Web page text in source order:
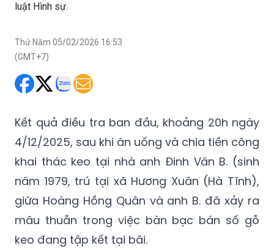
luật Hình sự.
Thứ Năm 05/02/2026 16:53
(GMT+7)
Kết quả điều tra ban đầu, khoảng 20h ngày
4/12/2025, sau khi ăn uống và chia tiền công
khai thác keo tại nhà anh Đinh Văn B. (sinh
năm 1979, trú tại xã Hương Xuân (Hà Tĩnh),
giữa Hoàng Hồng Quân và anh B. đã xảy ra
mâu thuẫn trong việc bàn bạc bán số gỗ
keo đang tập kết tại bãi.